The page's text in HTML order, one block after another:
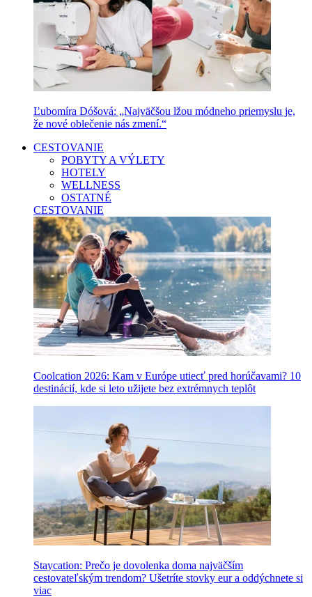
Ľubomíra Dóšová: „Najväčšou lžou módneho priemyslu je,
že nové oblečenie nás zmení.“
CESTOVANIE
POBYTY A VÝLETY
HOTELY
WELLNESS
OSTATNÉ
CESTOVANIE
Coolcation 2026: Kam v Európe utiecť pred horúčavami? 10
destinácií, kde si leto užijete bez extrémnych teplôt
Staycation: Prečo je dovolenka doma najväčším
cestovateľským trendom? Ušetríte stovky eur a oddýchnete si
viac